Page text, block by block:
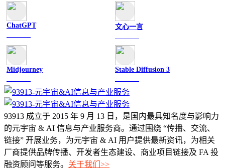
ChatGPT 文心一言
Midjourney Stable Diffusion 3
93913 成立于 2015 年 9 月 13 日，是国内最具知名度与影响力
的元宇宙 & AI 信息与产业服务商。通过围绕 “传播、交流、
链接” 开展业务，为元宇宙 & AI 用户提供最新资讯，为相关
厂商提供品牌传播、开发者生态建设、商业项目链接及 FA 投
融资顾问等服务。 关于我们>>